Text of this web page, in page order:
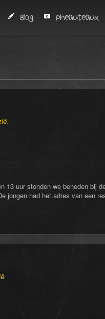
Blog Pheauteaux
.
13 uur stonden we beneden bij
jongen had het adres van een
.